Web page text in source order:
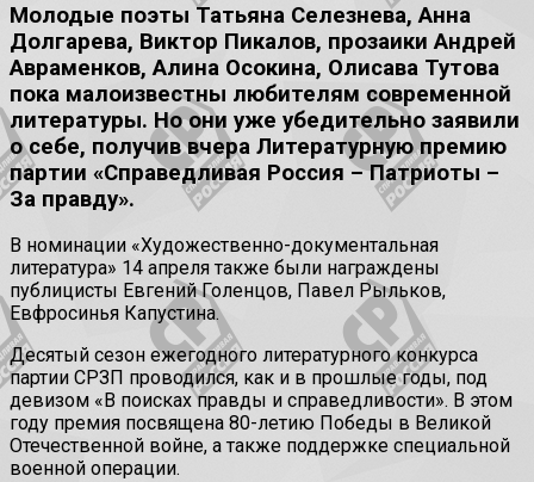
Молодые поэты Татьяна Селезнева, Анна
Долгарева, Виктор Пикалов, прозаики Андрей
Авраменков, Алина Осокина, Олисава Тутова
пока малоизвестны любителям современной
литературы. Но они уже убедительно заявили
о себе, получив вчера Литературную премию
партии «Справедливая Россия – Патриоты –
За правду».
В номинации «Художественно-документальная
литература» 14 апреля также были награждены
публицисты Евгений Голенцов, Павел Рыльков,
Евфросинья Капустина.
Десятый сезон ежегодного литературного конкурса
партии СРЗП проводился, как и в прошлые годы, под
девизом «В поисках правды и справедливости». В этом
году премия посвящена 80-летию Победы в Великой
Отечественной войне, а также поддержке специальной
военной операции.